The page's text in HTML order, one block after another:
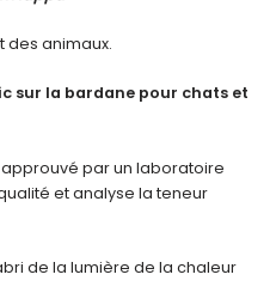
des animaux.
sur la bardane pour chats et
par un laboratoire
et analyse la teneur
de la lumière de la chaleur